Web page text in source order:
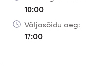
10:00
Väljasõidu aeg:
17:00